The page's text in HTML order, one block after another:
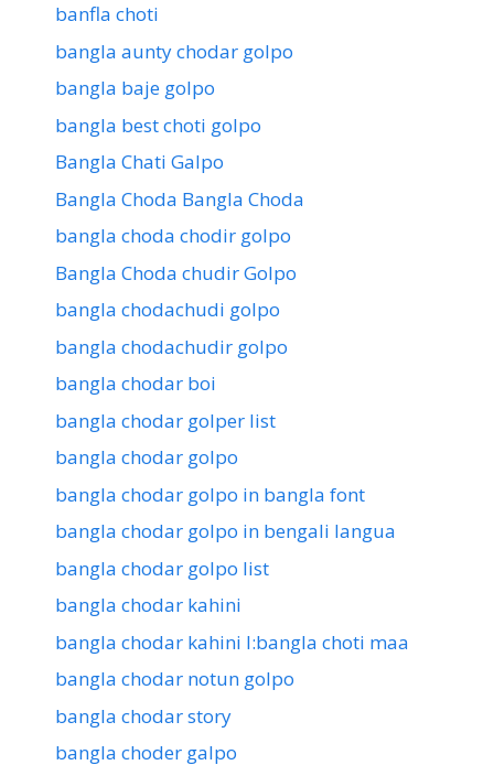
banfla choti
bangla aunty chodar golpo
bangla baje golpo
bangla best choti golpo
Bangla Chati Galpo
Bangla Choda Bangla Choda
bangla choda chodir golpo
Bangla Choda chudir Golpo
bangla chodachudi golpo
bangla chodachudir golpo
bangla chodar boi
bangla chodar golper list
bangla chodar golpo
bangla chodar golpo in bangla font
bangla chodar golpo in bengali langua
bangla chodar golpo list
bangla chodar kahini
bangla chodar kahini l:bangla choti maa
bangla chodar notun golpo
bangla chodar story
bangla choder galpo